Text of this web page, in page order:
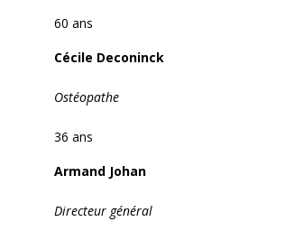
60 ans
Cécile Deconinck
Ostéopathe
36 ans
Armand Johan
Directeur général